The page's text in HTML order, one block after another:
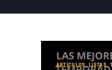
ESPECIALES
EQUIPO DE BBK
ARTÍCULOS,LISTAS,